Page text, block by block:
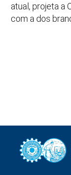
atual, projeta a
com a dos